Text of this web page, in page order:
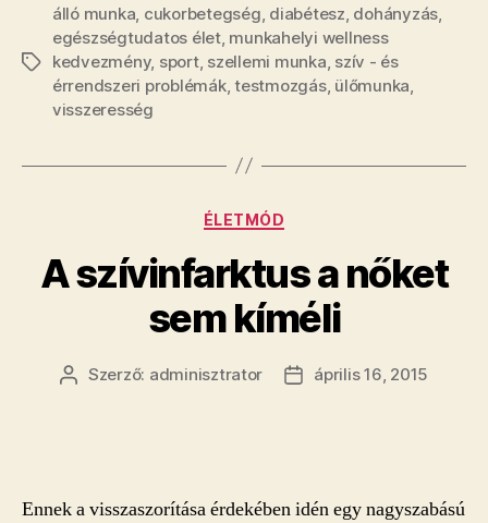
Címkék
álló munka cukorbetegség diabétesz dohányzás
egészségtudatos élet, munkahelyi wellness
kedvezmény, sport, szellemi munka szív - és
érrendszeri problémák,testmozgás, ülőmunka
visszeresség
Kategóriák
ÉLETMÓD
A szí­vinfarktus a nőket
sem kí­méli
Bejegyzés
Szerző: adminisztrator
Bejegyzés
április 16, 2015
Ennek a visszaszorítása érdekében idén egy nagyszabású